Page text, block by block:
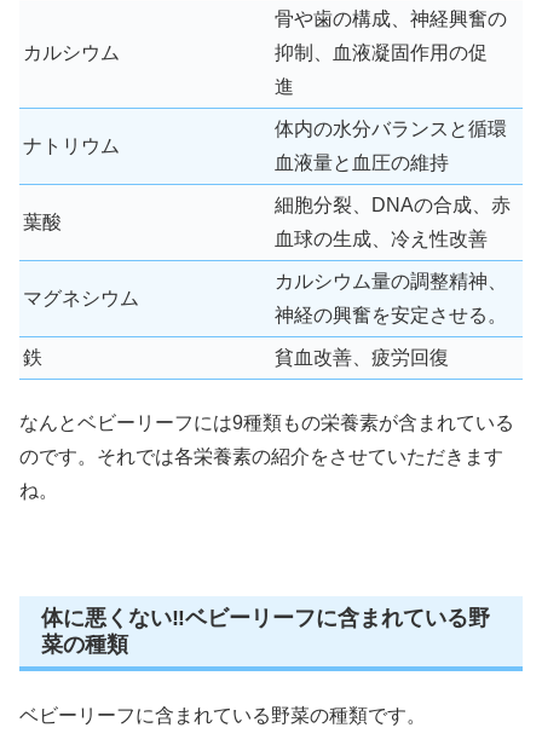
カルシウム
骨や歯の構成、神経興奮の
抑制、血液凝固作用の促
進
ナトリウム
体内の水分バランスと循環
血液量と血圧の維持
葉酸
細胞分裂、DNAの合成、赤
血球の生成、冷え性改善
マグネシウム
カルシウム量の調整精神、
神経の興奮を安定させる。
鉄 貧血改善、疲労回復
なんとベビーリーフには9種類もの栄養素が含まれている
のです。それでは各栄養素の紹介をさせていただきます
ね。
体に悪くない‼ベビーリーフに含まれている野
菜の種類
ベビーリーフに含まれている野菜の種類です。